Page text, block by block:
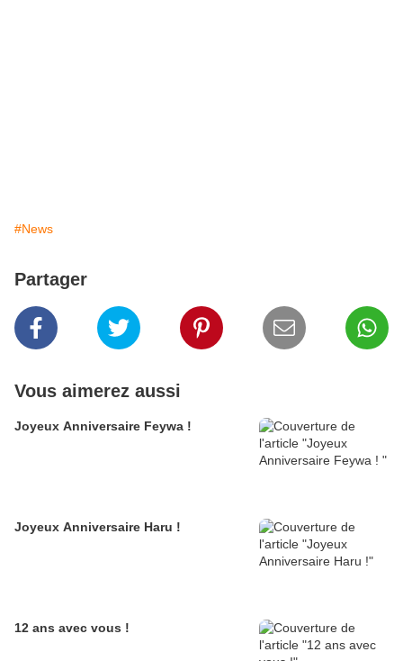
#News
Partager
Vous aimerez aussi
Joyeux Anniversaire Feywa !
Joyeux Anniversaire Haru !
12 ans avec vous !